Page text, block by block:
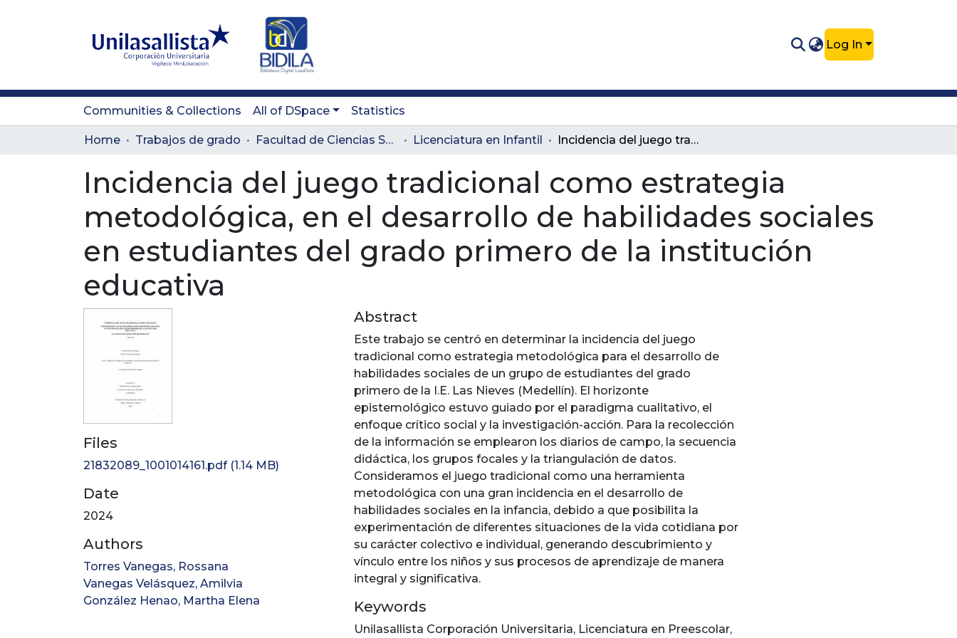
Log In
Communities & Collections All of DSpace Statistics
Home Trabajos de grado Facultad de Ciencias Sociales y Educación Licenciatura en Infantil Incidencia del juego tradicional como estrategia metodológica, en el desarrollo de habilidades sociales en estudiantes del grado primero de la institución educativa
Incidencia del juego tradicional como estrategia
metodológica, en el desarrollo de habilidades sociales
en estudiantes del grado primero de la institución
educativa
Files
21832089_1001014161.pdf(1.14 MB)
Date
2024
Authors
Torres Vanegas, Rossana
Vanegas Velásquez, Amilvia
González Henao, Martha Elena
Abstract
Este trabajo se centró en determinar la incidencia del juego
tradicional como estrategia metodológica para el desarrollo de
habilidades sociales de un grupo de estudiantes del grado
primero de la I.E. Las Nieves (Medellín). El horizonte
epistemológico estuvo guiado por el paradigma cualitativo, el
enfoque crítico social y la investigación-acción. Para la recolección
de la información se emplearon los diarios de campo, la secuencia
didáctica, los grupos focales y la triangulación de datos.
Consideramos el juego tradicional como una herramienta
metodológica con una gran incidencia en el desarrollo de
habilidades sociales en la infancia, debido a que posibilita la
experimentación de diferentes situaciones de la vida cotidiana por
su carácter colectivo e individual, generando descubrimiento y
vínculo entre los niños y sus procesos de aprendizaje de manera
integral y significativa.
Keywords
Unilasallista Corporación Universitaria, Licenciatura en Preescolar,